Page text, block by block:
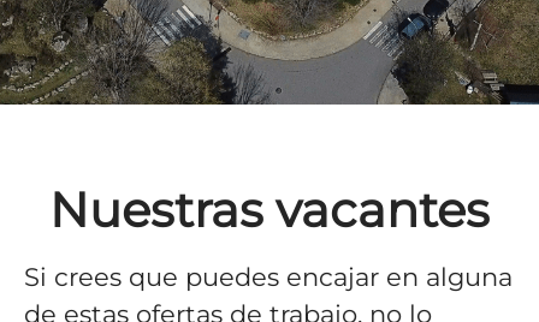
Nuestras vacantes
Si crees que puedes encajar en alguna
de estas ofertas de trabajo, no lo